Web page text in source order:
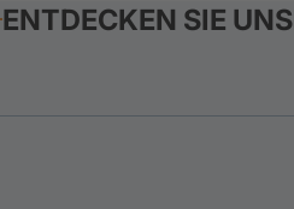
ENTDECKEN SIE